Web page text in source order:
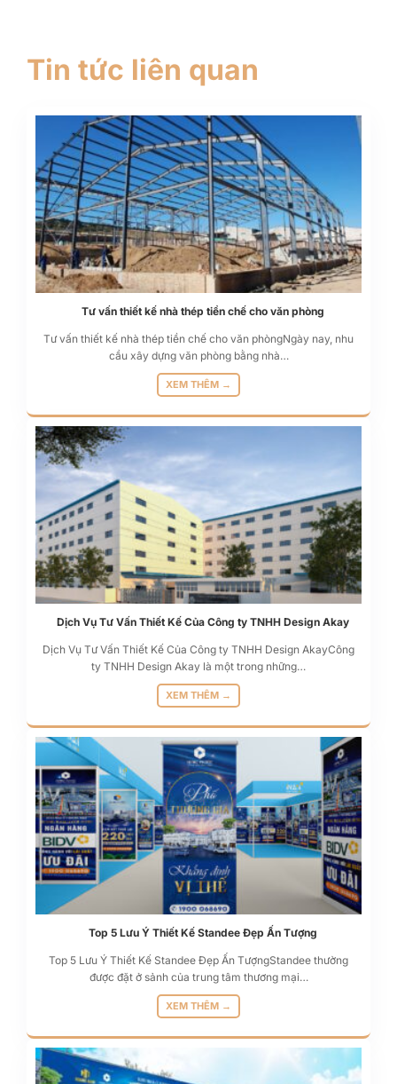
Tin tức liên quan
Tư vấn thiết kế nhà thép tiền chế cho văn phòng
Tư vấn thiết kế nhà thép tiền chế cho văn phòngNgày nay, nhu
cầu xây dựng văn phòng bằng nhà…
XEM THÊM →
Dịch Vụ Tư Vấn Thiết Kế Của Công ty TNHH Design Akay
Dịch Vụ Tư Vấn Thiết Kế Của Công ty TNHH Design AkayCông
ty TNHH Design Akay là một trong những…
XEM THÊM →
Top 5 Lưu Ý Thiết Kế Standee Đẹp Ấn Tượng
Top 5 Lưu Ý Thiết Kế Standee Đẹp Ấn TượngStandee thường
được đặt ở sảnh của trung tâm thương mại…
XEM THÊM →